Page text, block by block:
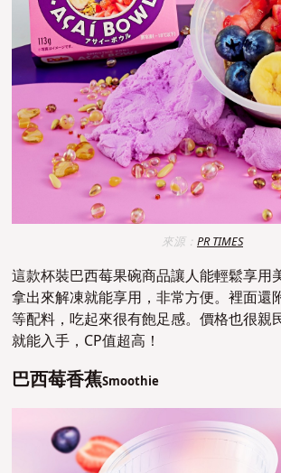
來源： PR TIMES
這款杯裝巴西莓果碗商品讓人能輕鬆享用
拿出來解凍就能享用，非常方便。裡面還
等配料，吃起來很有飽足感。價格也很親
就能入手，CP值超高！
巴西莓香蕉Smoothie